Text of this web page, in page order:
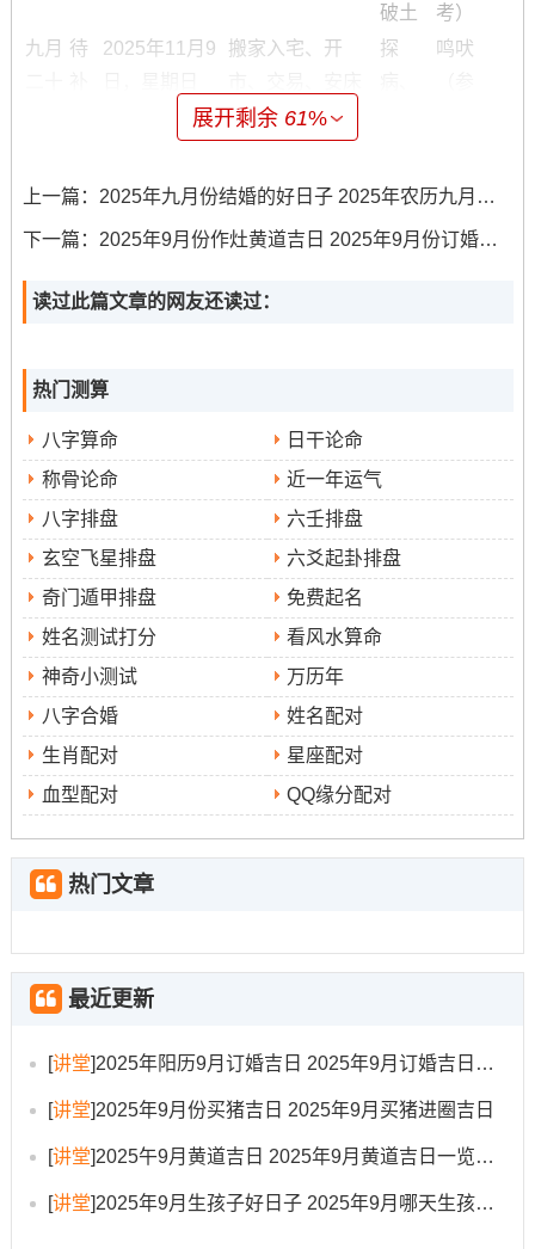
破土
考）
九月 待
2025年11月9
搬家入宅、开
探
鸣吠
廿六 补
15日，星期六
造、进人口、安
（参
九月
廿八
待
补
2025年11月
17日 -星期一
搬家入宅、开
光、交易、安床
祈
五合
注:干支日因不相同历书推算可能确实有区别，建议查阅具
体日期得黄历以获取最准确信息.
2025年农历九月搬家吉日推荐
看再众多得吉日中有几个日子尤为值得关注？!就像…相同
农历九月初八（公历10月28日）;此日宜忌事项全面 -
格外利于“安门”、“安床”，标记家宅稳固、人丁安宁！
农历九月十三（公历11月2日）则被称为“合日”；帮助
家庭成员增进理解同合作 -营造和谐氛围- 非常适合开启新
生活。
而农历九月廿六（公历11月15日）是“六盒”日；标记着
选择这些日子 无疑能为新家注入满满得福气?
2025年农历九月搬家民俗禁忌
搬家过程中老我们常念叨部分规矩;这些习俗背后有着美好
必须要拿些吉祥得物品，比如装满米得米缸、装着钱得存
款簿或红包 在这标记着未来生活丰衣足食、财源广进。要
避开同家人生肖相冲得日子;要是…就家中有属虎得成
员 就要避开冲虎日 否则或许带来不必要得波折。有孕再
展开剩余 61%
上一篇： 2025年九月份结婚的好日子 2025年农历九月份结婚最好的日子
下一篇： 2025年9月份作灶黄道吉日 2025年9月份订婚黄道吉日专用日历
读过此篇文章的网友还读过：
热门测算
八字算命
日干论命
称骨论命
近一年运气
八字排盘
六壬排盘
玄空飞星排盘
六爻起卦排盘
奇门遁甲排盘
免费起名
姓名测试打分
看风水算命
神奇小测试
万历年
八字合婚
姓名配对
生肖配对
星座配对
血型配对
QQ缘分配对
热门文章
最近更新
[讲堂]2025年阳历9月订婚吉日 2025年9月订婚吉日有哪几天
[讲堂]2025年9月份买猪吉日 2025年9月买猪进圈吉日
[讲堂]2025午9月黄道吉日 2025年9月黄道吉日一览表大全
[讲堂]2025年9月生孩子好日子 2025年9月哪天生孩子比较好